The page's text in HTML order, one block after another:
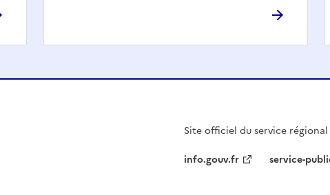
Site officiel du service
info.gouv.fr
service-